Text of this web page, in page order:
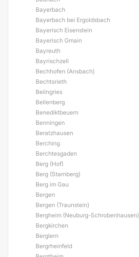
Bayerbach
Bayerbach bei Ergoldsbach
Bayerisch Eisenstein
Bayerisch Gmain
Bayreuth
Bayrischzell
Bechhofen (Ansbach)
Bechtsrieth
Beilngries
Bellenberg
Benediktbeuern
Benningen
Beratzhausen
Berching
Berchtesgaden
Berg (Hof)
Berg (Starnberg)
Berg im Gau
Bergen
Bergen (Traunstein)
Bergheim (Neuburg-Schrobenhausen)
Bergkirchen
Berglern
Bergrheinfeld